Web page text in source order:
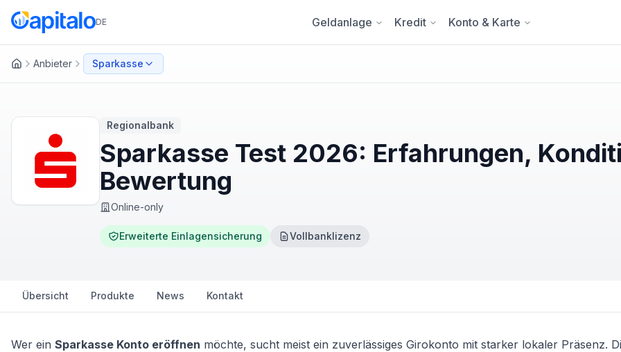
DE Geldanlage Kredit Konto & Karte
Anbieter Sparkasse
Regionalbank
Sparkasse Test 2026: Erfahrungen,
Bewertung
Online-only
Erweiterte Einlagensicherung Vollbanklizenz
Übersicht Produkte News Kontakt
Wer ein Sparkasse Konto eröffnen möchte, sucht meist ein zuverlässiges Girokonto mit starker lokaler Präsenz.